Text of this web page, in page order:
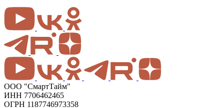
ООО "СмартТайм"
ИНН 7706462465
ОГРН 1187746973358